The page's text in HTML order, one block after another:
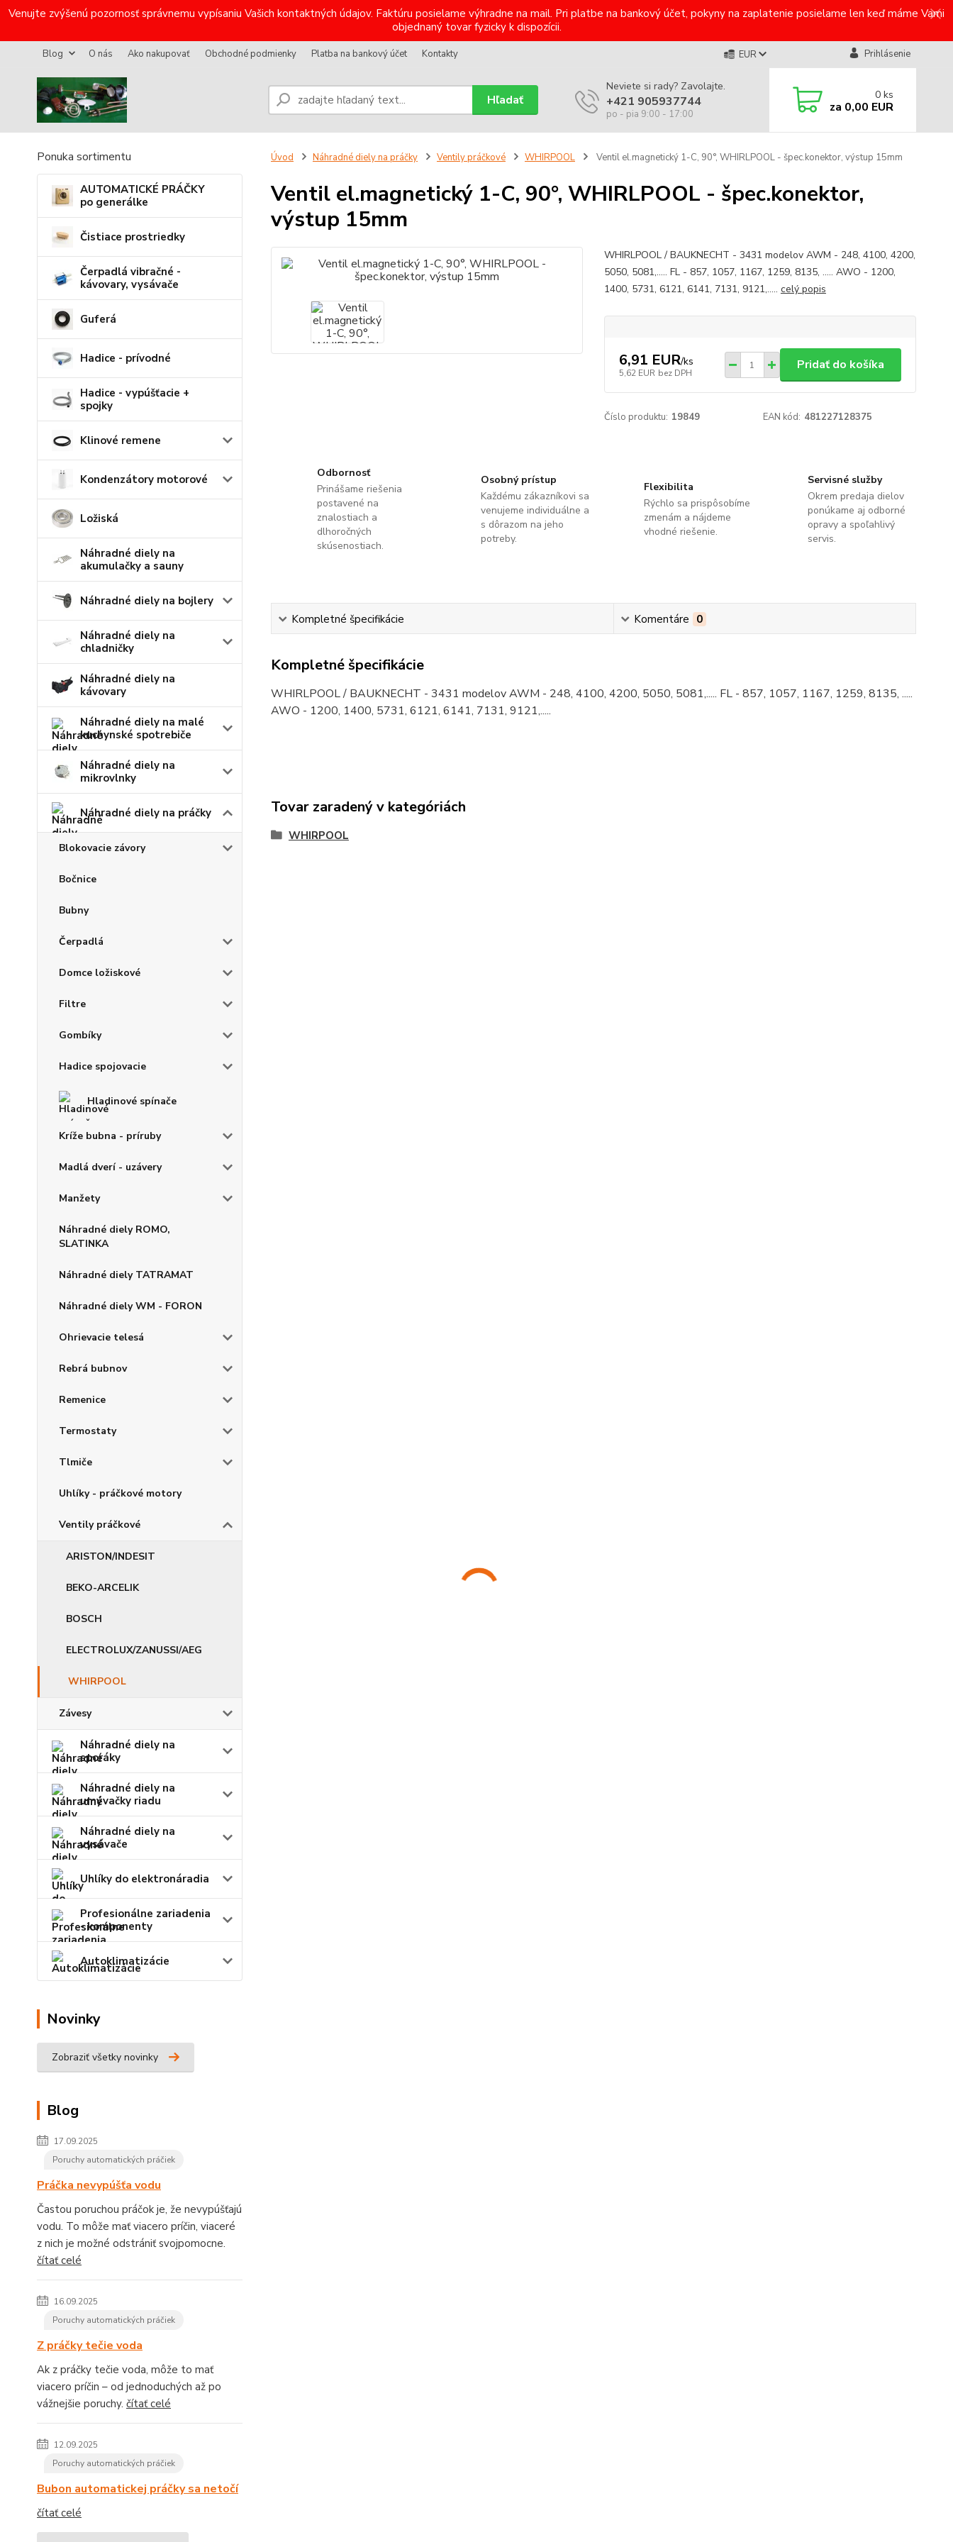
Venujte zvýšenú pozornosť správnemu vypísaniu Vašich kontaktných údajov. Faktúru posielame výhradne na mail. Pri platbe na bankový účet, pokyny na zaplatenie posielame len keď máme Vami
objednaný tovar fyzicky k dispozícii.
Blog O nás Ako nakupovať Obchodné podmienky Platba na bankový účet Kontakty EUR Prihlásenie
Hľadať
Neviete si rady? Zavolajte.
+421 905937744
po - pia 9:00 - 17:00
0 ks
za 0,00 EUR
Ponuka sortimentu
AUTOMATICKÉ PRÁČKY
po generálke
Čistiace prostriedky
Čerpadlá vibračné -
kávovary, vysávače
Guferá
Hadice - prívodné
Hadice - vypúšťacie +
spojky
Klinové remene
Kondenzátory motorové
Ložiská
Náhradné diely na
akumulačky a sauny
Náhradné diely na bojlery
Náhradné diely na
chladničky
Náhradné diely na
kávovary
Náhradné diely na malé
kuchynské spotrebiče
Náhradné diely na
mikrovlnky
Náhradné diely na práčky
Blokovacie závory
Bočnice
Bubny
Čerpadlá
Domce ložiskové
Filtre
Gombíky
Hadice spojovacie
Hladinové spínače
Kríže bubna - príruby
Madlá dverí - uzávery
Manžety
Náhradné diely ROMO,
SLATINKA
Náhradné diely TATRAMAT
Náhradné diely WM - FORON
Ohrievacie telesá
Rebrá bubnov
Remenice
Termostaty
Tlmiče
Uhlíky - práčkové motory
Ventily práčkové
ARISTON/INDESIT
BEKO-ARCELIK
BOSCH
ELECTROLUX/ZANUSSI/AEG
WHIRPOOL
Závesy
Náhradné diely na
sporáky
Náhradné diely na
umývačky riadu
Náhradné diely na
vysávače
Uhlíky do elektronáradia
Profesionálne zariadenia
- komponenty
Autoklimatizácie
Novinky
Zobraziť všetky novinky
Blog
17.09.2025
Poruchy automatických práčiek
Práčka nevypúšťa vodu
Častou poruchou práčok je, že nevypúšťajú
vodu. To môže mať viacero príčin, viaceré
z nich je možné odstrániť svojpomocne.
čítať celé
16.09.2025
Poruchy automatických práčiek
Z práčky tečie voda
Ak z práčky tečie voda, môže to mať
viacero príčin – od jednoduchých až po
vážnejšie poruchy. čítať celé
12.09.2025
Poruchy automatických práčiek
Bubon automatickej práčky sa netočí
čítať celé
Úvod Náhradné diely na práčky Ventily práčkové WHIRPOOL Ventil el.magnetický 1-C, 90°, WHIRLPOOL - špec.konektor, výstup 15mm
Ventil el.magnetický 1-C, 90°, WHIRLPOOL - špec.konektor,
výstup 15mm
WHIRLPOOL / BAUKNECHT - 3431 modelov AWM - 248, 4100, 4200,
5050, 5081,..... FL - 857, 1057, 1167, 1259, 8135, ..... AWO - 1200,
1400, 5731, 6121, 6141, 7131, 9121,..... celý popis
6,91 EUR/ks
5,62 EUR bez DPH
Pridať do košíka
Číslo produktu: 19849 EAN kód: 481227128375
Odbornosť
Prinášame riešenia
postavené na
znalostiach a
dlhoročných
skúsenostiach.
Osobný prístup
Každému zákazníkovi sa
venujeme individuálne a
s dôrazom na jeho
potreby.
Flexibilita
Rýchlo sa prispôsobíme
zmenám a nájdeme
vhodné riešenie.
Servisné služby
Okrem predaja dielov
ponúkame aj odborné
opravy a spoľahlivý
servis.
Kompletné špecifikácie Komentáre 0
Kompletné špecifikácie
WHIRLPOOL / BAUKNECHT - 3431 modelov AWM - 248, 4100, 4200, 5050, 5081,..... FL - 857, 1057, 1167, 1259, 8135, .....
AWO - 1200, 1400, 5731, 6121, 6141, 7131, 9121,.....
Tovar zaradený v kategóriách
WHIRPOOL